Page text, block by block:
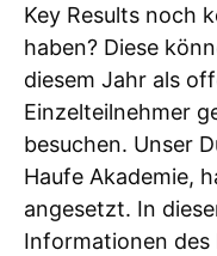
Key Results noch
haben? Diese
diesem Jahr als
Einzelteilnehmer
besuchen. Unser
Haufe Akademie,
angesetzt. In
Informationen des